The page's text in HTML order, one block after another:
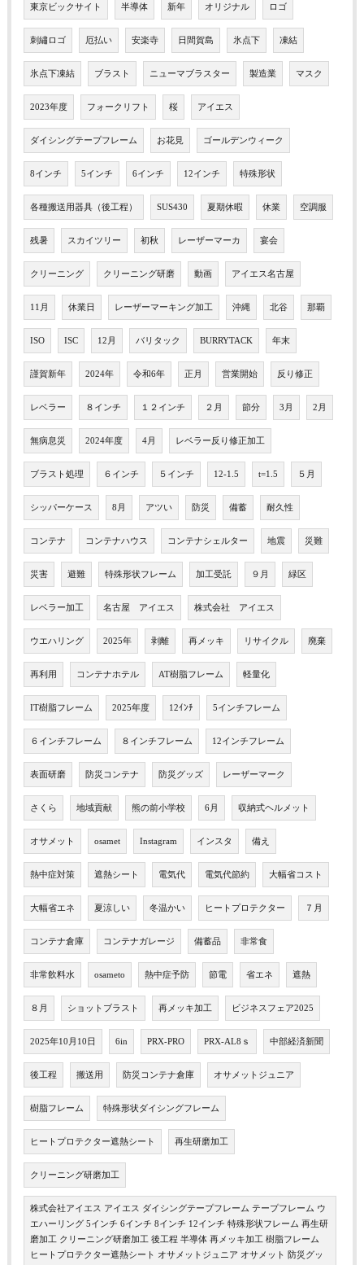
東京ビックサイト 半導体 新年 オリジナル ロゴ
刺繡ロゴ 厄払い 安楽寺 日間賀島 氷点下 凍結
氷点下凍結 ブラスト ニューマブラスター 製造業 マスク
2023年度 フォークリフト 桜 アイエス
ダイシングテープフレーム お花見 ゴールデンウィーク
8インチ 5インチ 6インチ 12インチ 特殊形状
各種搬送用器具（後工程） SUS430 夏期休暇 休業 空調服
残暑 スカイツリー 初秋 レーザーマーカ 宴会
クリーニング クリーニング研磨 動画 アイエス名古屋
11月 休業日 レーザーマーキング加工 沖縄 北谷 那覇
ISO ISC 12月 バリタック BURRYTACK 年末
謹賀新年 2024年 令和6年 正月 営業開始 反り修正
レベラー ８インチ １２インチ ２月 節分 3月 2月
無病息災 2024年度 4月 レベラー反り修正加工
ブラスト処理 ６インチ ５インチ 12-1.5 t=1.5 ５月
シッパーケース 8月 アツい 防災 備蓄 耐久性
コンテナ コンテナハウス コンテナシェルター 地震 災難
災害 避難 特殊形状フレーム 加工受託 ９月 緑区
レベラー加工 名古屋 アイエス 株式会社 アイエス
ウエハリング 2025年 剥離 再メッキ リサイクル 廃棄
再利用 コンテナホテル AT樹脂フレーム 軽量化
IT樹脂フレーム 2025年度 12ｲﾝﾁ 5インチフレーム
６インチフレーム ８インチフレーム 12インチフレーム
表面研磨 防災コンテナ 防災グッズ レーザーマーク
さくら 地域貢献 熊の前小学校 6月 収納式ヘルメット
オサメット osamet Instagram インスタ 備え
熱中症対策 遮熱シート 電気代 電気代節約 大幅省コスト
大幅省エネ 夏涼しい 冬温かい ヒートプロテクター ７月
コンテナ倉庫 コンテナガレージ 備蓄品 非常食
非常飲料水 osameto 熱中症予防 節電 省エネ 遮熱
８月 ショットブラスト 再メッキ加工 ビジネスフェア2025
2025年10月10日 6in PRX-PRO PRX-AL8ｓ 中部経済新聞
後工程 搬送用 防災コンテナ倉庫 オサメットジュニア
樹脂フレーム 特殊形状ダイシングフレーム
ヒートプロテクター遮熱シート 再生研磨加工
クリーニング研磨加工
株式会社アイエス アイエス ダイシングテープフレーム テープフレーム ウ
エハーリング 5インチ 6インチ 8インチ 12インチ 特殊形状フレーム 再生研
磨加工 クリーニング研磨加工 後工程 半導体 再メッキ加工 樹脂フレーム
ヒートプロテクター遮熱シート オサメットジュニア オサメット 防災グッ